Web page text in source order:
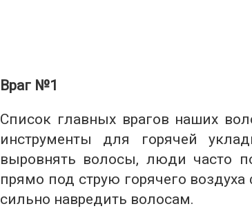
Враг №1
Список главных врагов наших
инструменты для горячей
выровнять волосы, люди часто
прямо под струю горячего
сильно навредить волосам.